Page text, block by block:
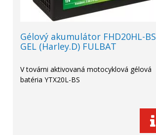
Gélový akumulátor FHD20HL-BS
GEL (Harley.D) FULBAT
V továrni aktivovaná motocyklová gélová
batéria YTX20L-BS